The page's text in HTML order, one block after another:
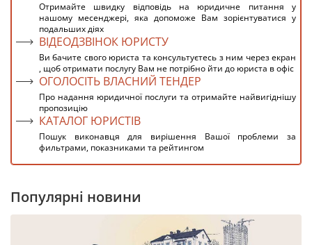
Отримайте швидку відповідь на юридичне питання у
нашому месенджері, яка допоможе Вам зорієнтуватися у
подальших діях
ВІДЕОДЗВІНОК ЮРИСТУ
Ви бачите свого юриста та консультуєтесь з ним через екран
, щоб отримати послугу Вам не потрібно йти до юриста в офіс
ОГОЛОСІТЬ ВЛАСНИЙ ТЕНДЕР
Про надання юридичної послуги та отримайте найвигіднішу
пропозицію
КАТАЛОГ ЮРИСТІВ
Пошук виконавця для вирішення Вашої проблеми за
фильтрами, показниками та рейтингом
Популярні новини